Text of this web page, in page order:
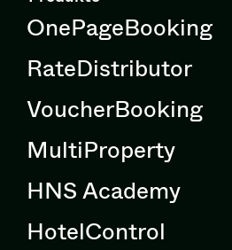
OnePageBooking
RateDistributor
VoucherBooking
MultiProperty
HNS Academy
HotelControl